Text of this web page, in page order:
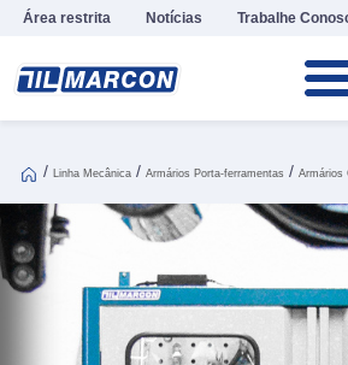
Área restrita Notícias Trabalhe
/ Linha Mecânica / Armários Porta-ferramentas / Armários